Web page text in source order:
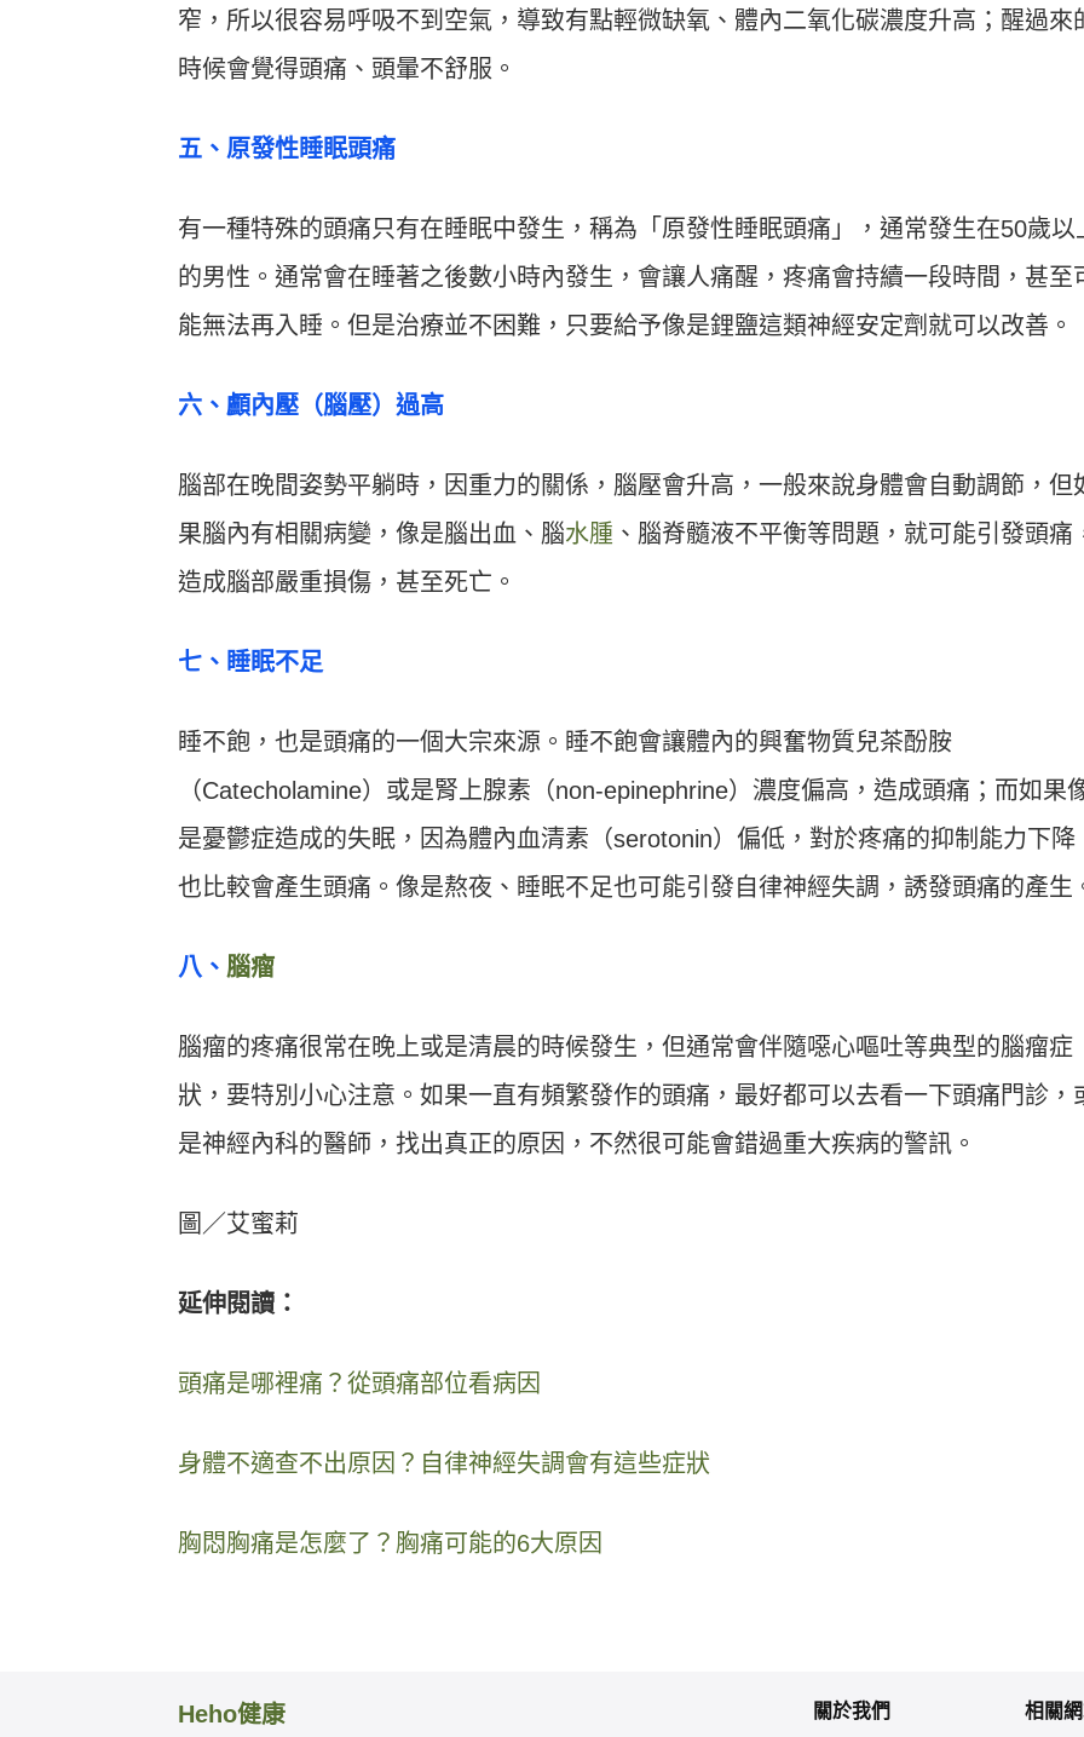
窄，所以很容易呼吸不到空氣，導致有點輕微缺氧、體內二氧化碳濃度升高；醒過來
時候會覺得頭痛、頭暈不舒服。
五、原發性睡眠頭痛
有一種特殊的頭痛只有在睡眠中發生，稱為「原發性睡眠頭痛」，通常發生在50歲以
的男性。通常會在睡著之後數小時內發生，會讓人痛醒，疼痛會持續一段時間，甚至
能無法再入睡。但是治療並不困難，只要給予像是鋰鹽這類神經安定劑就可以改善。
六、顱內壓（腦壓）過高
腦部在晚間姿勢平躺時，因重力的關係，腦壓會升高，一般來說身體會自動調節，但
果腦內有相關病變，像是腦出血、腦水腫 、腦脊髓液不平衡等問題，就可能引發頭痛
造成腦部嚴重損傷，甚至死亡。
七、睡眠不足
睡不飽，也是頭痛的一個大宗來源。睡不飽會讓體內的興奮物質兒茶酚胺
（Catecholamine）或是腎上腺素（non-epinephrine）濃度偏高，造成頭痛；而如果
是憂鬱症造成的失眠，因為體內血清素（serotonin）偏低，對於疼痛的抑制能力下降
也比較會產生頭痛。像是熬夜、睡眠不足也可能引發自律神經失調，誘發頭痛的產生
八、 腦瘤
腦瘤的疼痛很常在晚上或是清晨的時候發生，但通常會伴隨噁心嘔吐等典型的腦瘤症
狀，要特別小心注意。如果一直有頻繁發作的頭痛，最好都可以去看一下頭痛門診，
是神經內科的醫師，找出真正的原因，不然很可能會錯過重大疾病的警訊。
圖／艾蜜莉
延伸閱讀：
頭痛是哪裡痛？從頭痛部位看病因
身體不適查不出原因？自律神經失調會有這些症狀
胸悶胸痛是怎麼了？胸痛可能的6大原因
Heho健康 關於我們 相關